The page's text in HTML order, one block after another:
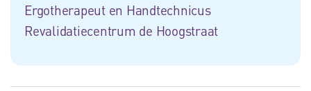
Ergotherapeut en Handtechnicus
Revalidatiecentrum de Hoogstraat